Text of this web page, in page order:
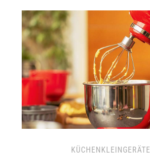
KÜCHENKLEINGERÄTE